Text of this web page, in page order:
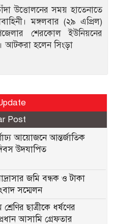
উত্তোলনের সময় হাতেনাতে
মঙ্গলবার (২৯ এপ্রিল)
শেরকোল ইউনিয়নের
আটকরা হলেন সিংড়া
Post
আয়োজনে আন্তর্জাতিক
উদযাপিত
জমি বন্ধক ও টাকা
সম্মেলন
ছাত্রীকে ধর্ষণের
আসামি গ্রেফতার